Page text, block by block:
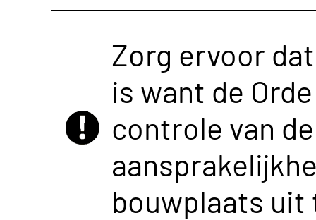
Zorg ervoor
is want de
controle van
bouwplaats uit